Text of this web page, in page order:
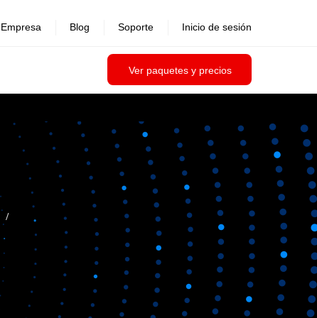
Ver paquetes y precios
Empresa Blog Soporte Inicio de sesión